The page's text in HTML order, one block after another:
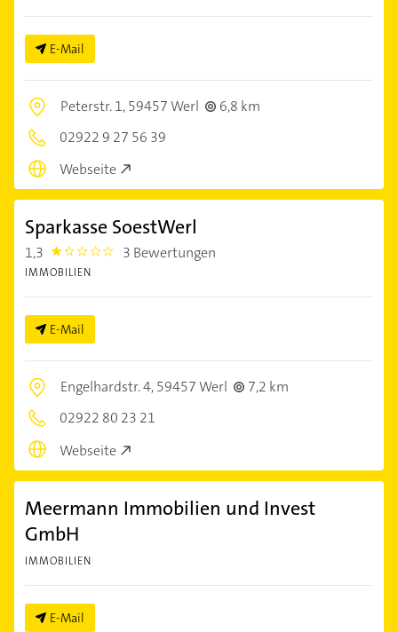
E-Mail
Peterstr. 1,59457 Werl
6,8 km
02922 9 27 56 39
Webseite
Sparkasse SoestWerl
1,3 1.3000001 3 Bewertungen
IMMOBILIEN
E-Mail
Engelhardstr. 4,59457 Werl
7,2 km
02922 80 23 21
Webseite
Meermann Immobilien und Invest
GmbH
IMMOBILIEN
E-Mail